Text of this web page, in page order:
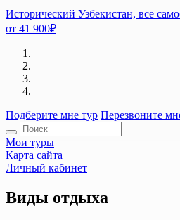
Исторический Узбекистан, все
от 41 900₽
Подберите мне тур Перезвоните
Мои туры
Карта сайта
Личный кабинет
Виды отдыха